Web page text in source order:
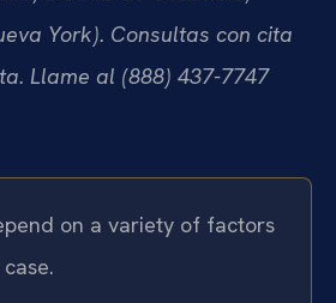
York). Consultas con cita
Llame al (888) 437-7747
on a variety of factors